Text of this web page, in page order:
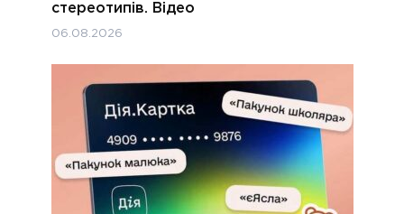
стереотипів. Відео
06.08.2026